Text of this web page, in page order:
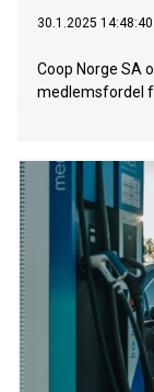
30.1.2025 14:48:40
Coop Norge SA
medlemsfordel